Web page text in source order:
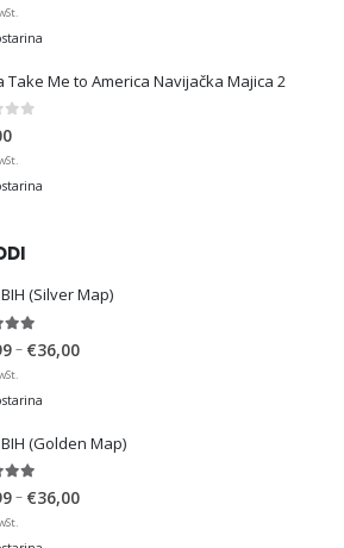
Take Me to America Navijačka Majica 2
of 5
(Silver Map)
– €36,00Price
€36,00
(Golden Map)
of 5
– €36,00Price